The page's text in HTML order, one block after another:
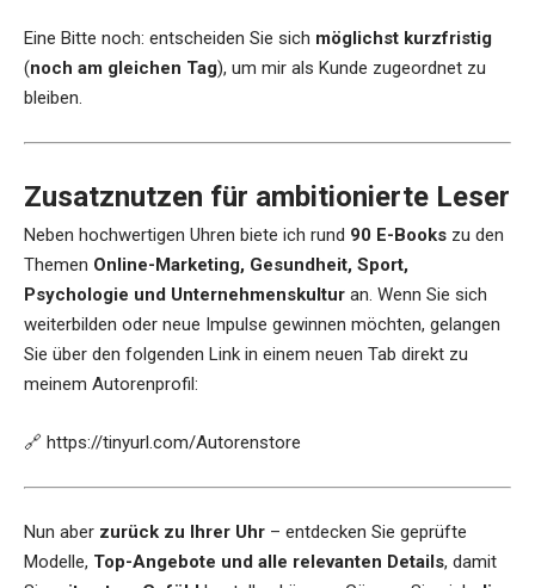
Eine Bitte noch: entscheiden Sie sich möglichst kurzfristig
(noch am gleichen Tag), um mir als Kunde zugeordnet zu
bleiben.
Zusatznutzen für ambitionierte Leser
Neben hochwertigen Uhren biete ich rund 90 E-Books zu den
Themen Online-Marketing, Gesundheit, Sport,
Psychologie und Unternehmenskultur an. Wenn Sie sich
weiterbilden oder neue Impulse gewinnen möchten, gelangen
Sie über den folgenden Link in einem neuen Tab direkt zu
meinem Autorenprofil:
🔗 https://tinyurl.com/Autorenstore
Nun aber zurück zu Ihrer Uhr – entdecken Sie geprüfte
Modelle, Top-Angebote und alle relevanten Details, damit